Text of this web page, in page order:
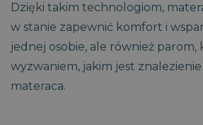
Dzięki takim technologiom,
w stanie zapewnić komfort i
jednej osobie, ale również parom,
wyzwaniem, jakim jest
materaca.